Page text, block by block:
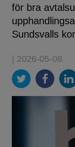
för bra
Sundsvalls
| 2026-05-08